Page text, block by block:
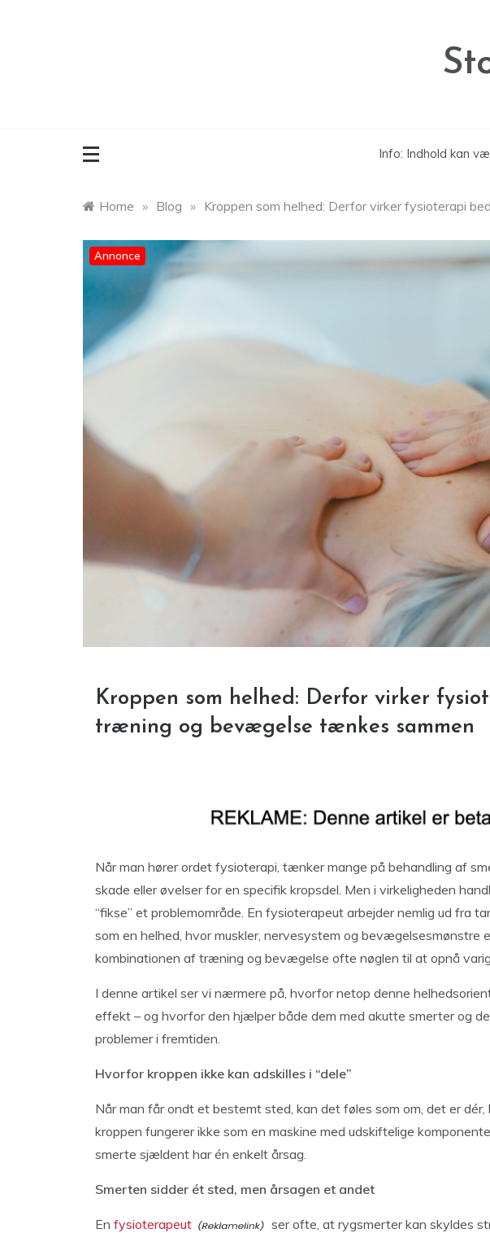
Info: Indhold kan
Home » Blog » Kroppen som helhed: Derfor virker fysioterapi
Annonce
Kroppen som helhed: Derfor virker
træning og bevægelse tænkes sammen
Når man hører ordet fysioterapi, tænker mange på behandling af
skade eller øvelser for en specifik kropsdel. Men i virkeligheden
“fikse” et problemområde. En fysioterapeut arbejder nemlig ud fra
som en helhed, hvor muskler, nervesystem og
kombinationen af træning og bevægelse ofte nøglen til at opnå
I denne artikel ser vi nærmere på, hvorfor netop denne
effekt – og hvorfor den hjælper både dem med akutte smerter og
problemer i fremtiden.
Hvorfor kroppen ikke kan adskilles i “dele”
Når man får ondt et bestemt sted, kan det føles som om, det er dér,
kroppen fungerer ikke som en maskine med udskiftelige
smerte sjældent har én enkelt årsag.
Smerten sidder ét sted, men årsagen et andet
En fysioterapeut
ser ofte, at rygsmerter kan skyldes